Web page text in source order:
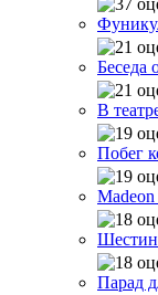
Беседа
В
Побег
Парад